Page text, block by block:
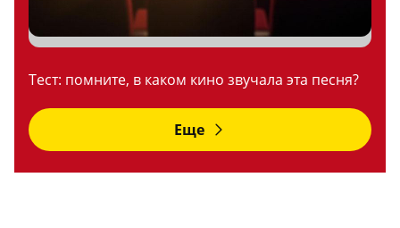
Тест: помните, в каком кино звучала эта песня?
Еще